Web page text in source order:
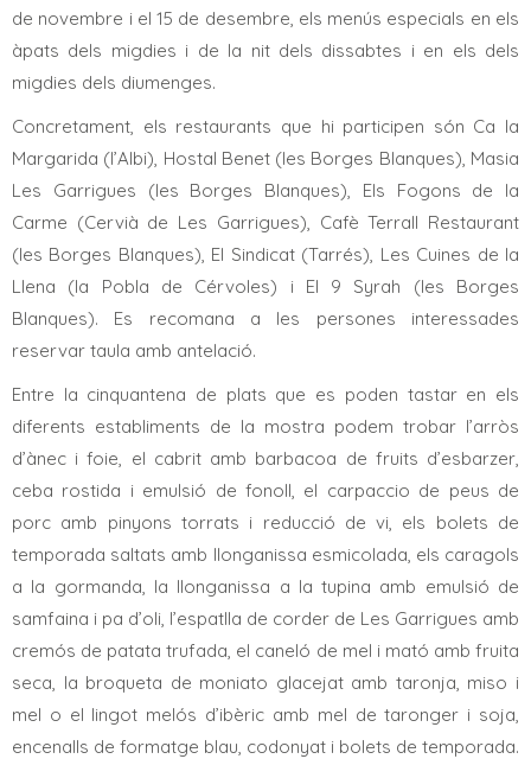
de novembre i el 15 de desembre, els menús especials en els
àpats dels migdies i de la nit dels dissabtes i en els dels
migdies dels diumenges.
Concretament, els restaurants que hi participen són Ca la
Margarida (l’Albi), Hostal Benet (les Borges Blanques), Masia
Les Garrigues (les Borges Blanques), Els Fogons de la
Carme (Cervià de Les Garrigues), Cafè Terrall Restaurant
(les Borges Blanques), El Sindicat (Tarrés), Les Cuines de la
Llena (la Pobla de Cérvoles) i El 9 Syrah (les Borges
Blanques). Es recomana a les persones interessades
reservar taula amb antelació.
Entre la cinquantena de plats que es poden tastar en els
diferents establiments de la mostra podem trobar l’arròs
d’ànec i foie, el cabrit amb barbacoa de fruits d’esbarzer,
ceba rostida i emulsió de fonoll, el carpaccio de peus de
porc amb pinyons torrats i reducció de vi, els bolets de
temporada saltats amb llonganissa esmicolada, els caragols
a la gormanda, la llonganissa a la tupina amb emulsió de
samfaina i pa d’oli, l’espatlla de corder de Les Garrigues amb
cremós de patata trufada, el caneló de mel i mató amb fruita
seca, la broqueta de moniato glacejat amb taronja, miso i
mel o el lingot melós d’ibèric amb mel de taronger i soja,
encenalls de formatge blau, codonyat i bolets de temporada.